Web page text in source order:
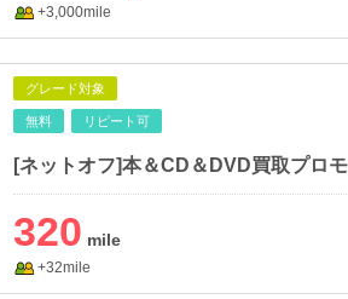
+3,000mile
グレード対象
無料 リピート可
[ネットオフ]本＆CD＆DVD買取プロ
320
+32mile